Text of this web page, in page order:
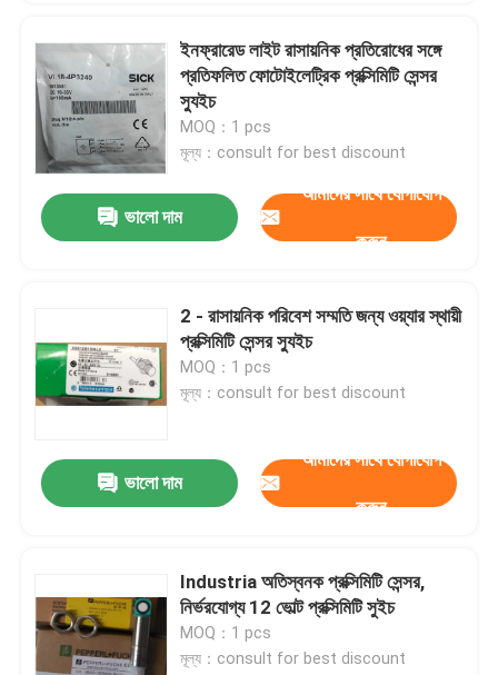
ইনফ্রারেড লাইট রাসায়নিক প্রতিরোধের সঙ্গে
প্রতিফলিত ফোটোইলেট্রিক প্রক্সিমিটি সেন্সর
স্যুইচ
MOQ：1 pcs
মূল্য：consult for best discount
ভালো দাম
আমাদের সাথে যোগাযোগ
করুন
2 - রাসায়নিক পরিবেশ সম্মতি জন্য ওয়্যার স্থায়ী
প্রক্সিমিটি সেন্সর স্যুইচ
MOQ：1 pcs
মূল্য：consult for best discount
ভালো দাম
আমাদের সাথে যোগাযোগ
করুন
Industria অতিস্বনক প্রক্সিমিটি সেন্সর,
নির্ভরযোগ্য 12 ভোল্ট প্রক্সিমিটি সুইচ
MOQ：1 pcs
মূল্য：consult for best discount